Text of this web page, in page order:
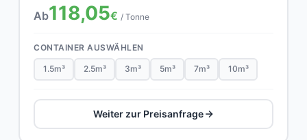
Ab118,05€ / Tonne
CONTAINER AUSWÄHLEN
1.5m³ 2.5m³ 3m³ 5m³ 7m³ 10m³
Weiter zur Preisanfrage